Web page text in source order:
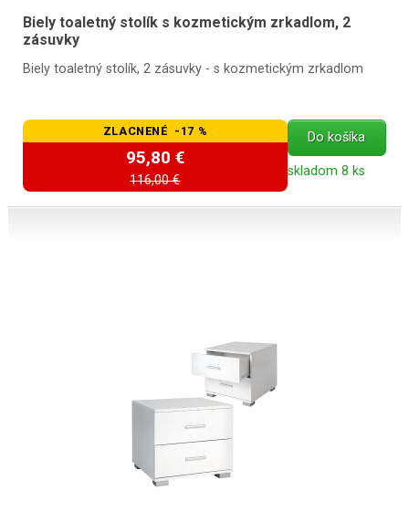
Biely toaletný stolík s kozmetickým zrkadlom, 2
zásuvky
Biely toaletný stolík, 2 zásuvky - s kozmetickým zrkadlom
ZLACNENÉ -17 %
95,80 €
116,00 €
Do košíka
skladom 8 ks